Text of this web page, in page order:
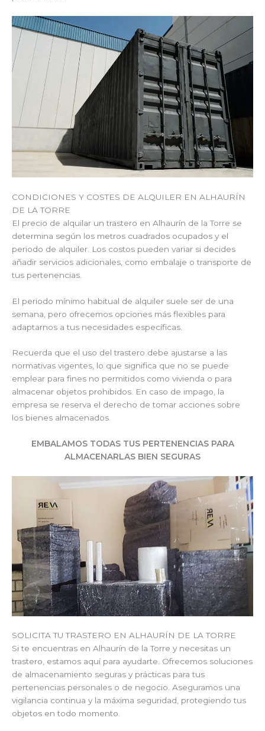
CONDICIONES Y COSTES DE ALQUILER EN ALHAURÍN
DE LA TORRE
El precio de alquilar un trastero en Alhaurín de la Torre se
determina según los metros cuadrados ocupados y el
periodo de alquiler. Los costos pueden variar si decides
añadir servicios adicionales, como embalaje o transporte de
tus pertenencias.
El periodo mínimo habitual de alquiler suele ser de una
semana, pero ofrecemos opciones más flexibles para
adaptarnos a tus necesidades específicas.
Recuerda que el uso del trastero debe ajustarse a las
normativas vigentes, lo que significa que no se puede
emplear para fines no permitidos como vivienda o para
almacenar objetos prohibidos. En caso de impago, la
empresa se reserva el derecho de tomar acciones sobre
los bienes almacenados.
EMBALAMOS TODAS TUS PERTENENCIAS PARA
ALMACENARLAS BIEN SEGURAS
SOLICITA TU TRASTERO EN ALHAURÍN DE LA TORRE
Si te encuentras en Alhaurín de la Torre y necesitas un
trastero, estamos aquí para ayudarte. Ofrecemos soluciones
de almacenamiento seguras y prácticas para tus
pertenencias personales o de negocio. Aseguramos una
vigilancia continua y la máxima seguridad, protegiendo tus
objetos en todo momento.